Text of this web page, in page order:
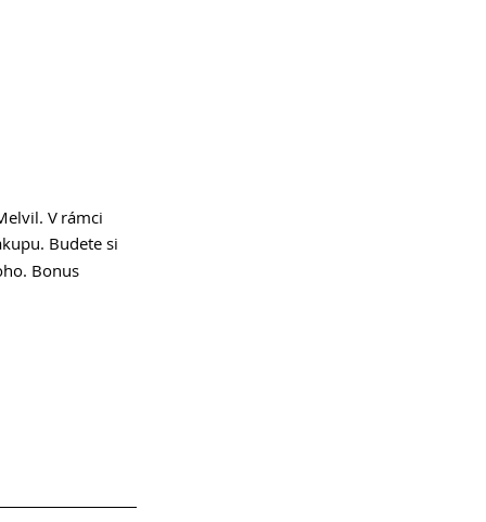
V rámci
Budete si
Bonus